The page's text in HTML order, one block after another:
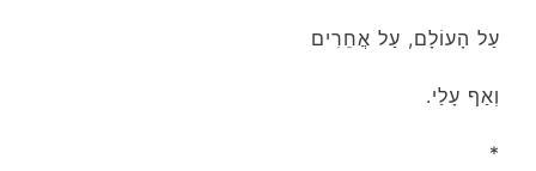
עַל הָעוֹלָם, עַל אֲחֵרִים
וְאַף עָלַי.
*